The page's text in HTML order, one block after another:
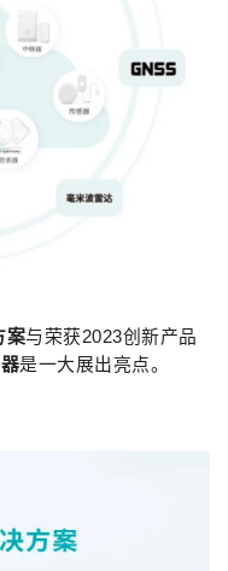
案与荣获2023创新产品
是一大展出亮点。